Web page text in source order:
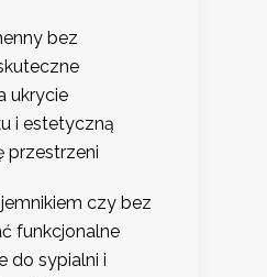
bez
ukrycie
i estetyczną
przestrzeni
czy bez
funkcjonalne
do sypialni i